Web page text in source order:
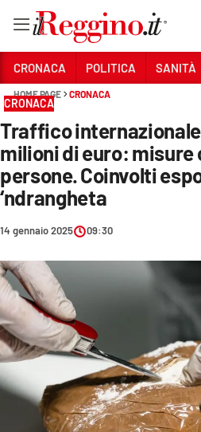
Sezioni
CRONACA
SANITÀ
AMBIENTE
SOCIETÀ
CULTURA
ECONOMIA E LAVORO
SPORT
CRONACA POLITICA SANITÀ
HOME PAGE CRONACA
CRONACA
Traffico internazionale
milioni di euro: misure
persone. Coinvolti
‘ndrangheta
14 gennaio 2025 09:30